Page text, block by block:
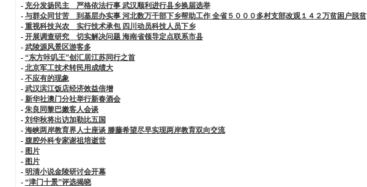
- 充分发扬民主 严格依法行事 武汉顺利进行县乡换届选举
- 与群众同甘苦 到基层办实事 河北数万干部下乡帮助工作 全省５０００多村支部改观１４２万贫困户脱贫
- 重视科技兴农 实行技术承包 四川动员科技人员下乡
- 开展调查研究 切实解决问题 海南省领导定点联系市县
- 武陵源风景区游客多
- “东方咔叽王”创汇居江苏同行之首
- 北京军工技术转民用成绩大
- 不应有的现象
- 武汉滨江饭店经济效益倍增
- 新华社澳门分社举行新春酒会
- 朱良同黎巴嫩客人会谈
- 刘华秋将出访加勒比五国
- 海峡两岸教育界人士座谈 滕藤希望尽早实现两岸教育双向交流
- 腹腔外科专家谢祖培逝世
- 图片
- 图片
- 明清小说金陵研讨会开幕
- “津门十景”评选揭晓